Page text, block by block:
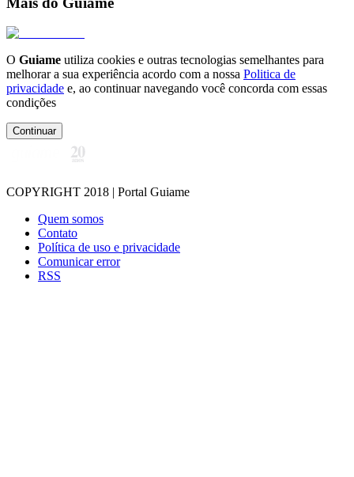
O Guiame utiliza cookies e outras tecnologias semelhantes para
melhorar a sua experiência acordo com a nossa Politica de
privacidade e, ao continuar navegando você concorda com essas
condições
Continuar
COPYRIGHT 2018 | Portal Guiame
Quem somos
Contato
Política de uso e privacidade
Comunicar error
RSS